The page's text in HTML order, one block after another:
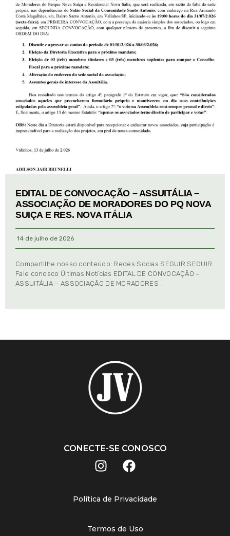
EDITAL DE CONVOCAÇÃO – ASSUITÁLIA –
ASSOCIAÇÃO DE MORADORES DO PQ NOVA
SUIÇA E RES. NOVA ITÁLIA
14 de julho de 2026
Compartilhe nosso conteúdo: Redes Socias SEGUIR SEGUIR
Fale conosco Últimas Notícias EDITAL DE CONVOCAÇÃO –
ASSUITÁLIA – ASSOCIAÇÃO DE MORADORES …
CONECTE-SE CONOSCO
Política de Privacidade
Termos de Uso